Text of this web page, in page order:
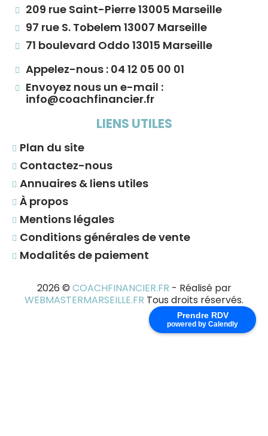
Prendre RDV
powered by Calendly
209 rue Saint-Pierre 13005 Marseille
97 rue S. Tobelem 13007 Marseille
71 boulevard Oddo 13015 Marseille
Appelez-nous : 04 12 05 00 01
Envoyez nous un e-mail :
info@coachfinancier.fr
LIENS UTILES
Plan du site
Contactez-nous
Annuaires & liens utiles
À propos
Mentions légales
Conditions générales de vente
Modalités de paiement
2026 © COACHFINANCIER.FR - Réalisé par
WEBMASTERMARSEILLE.FR Tous droits réservés.